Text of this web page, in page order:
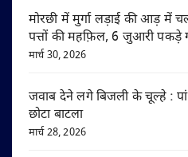
मोरछी में मुर्गा लड़ाई की आड़ में
पत्तों की महफ़िल, 6 जुआरी
मार्च 30, 2026
जवाब देने लगे बिजली के चूल्हे :
छोटा बाटला
मार्च 28, 2026